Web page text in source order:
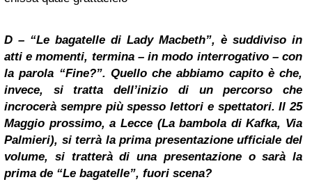
D – “Le bagatelle di Lady Macbeth”, è suddiviso in
atti e momenti, termina – in modo interrogativo – con
la parola “Fine?”. Quello che abbiamo capito è che,
invece, si tratta dell’inizio di un percorso che
incrocerà sempre più spesso lettori e spettatori. Il 25
Maggio prossimo, a Lecce (La bambola di Kafka, Via
Palmieri), si terrà la prima presentazione ufficiale del
volume, si tratterà di una presentazione o sarà la
prima de “Le bagatelle”, fuori scena?